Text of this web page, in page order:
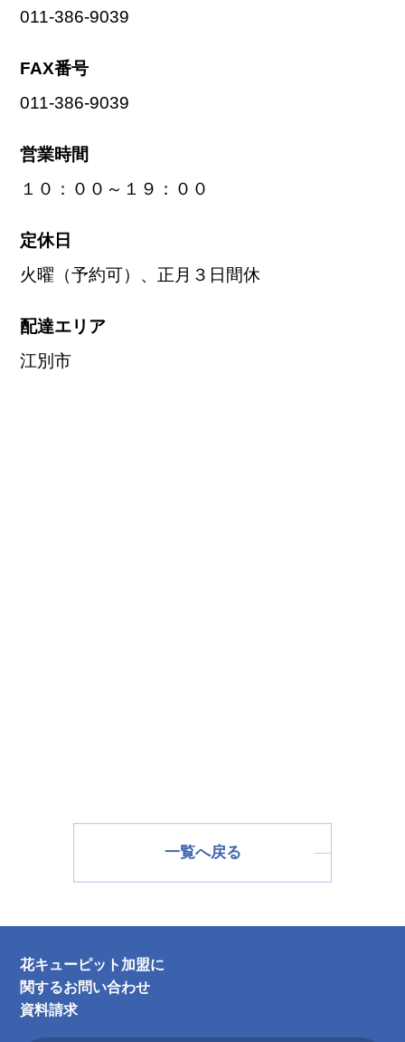
011-386-9039
FAX番号
011-386-9039
営業時間
１０：００～１９：００
定休日
火曜（予約可）、正月３日間休
配達エリア
江別市
一覧へ戻る
花キューピット加盟に
関するお問い合わせ
資料請求